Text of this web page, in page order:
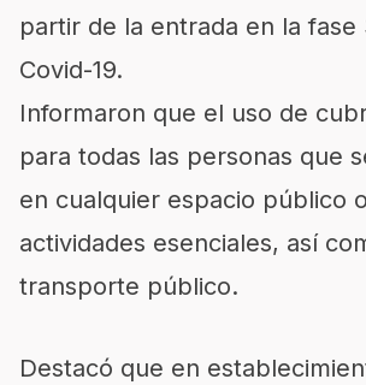
partir de la entrada en la fase
Covid-19.
Informaron que el uso de
para todas las personas que
en cualquier espacio público
actividades esenciales, así
transporte público.
Destacó que en